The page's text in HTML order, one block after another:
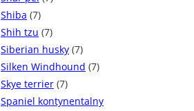
Shiba (7)
Shih tzu (7)
Siberian husky (7)
Silken Windhound (7)
Skye terrier (7)
Spaniel kontynentalny